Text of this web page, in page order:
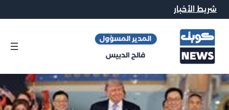
شريط الأخبار